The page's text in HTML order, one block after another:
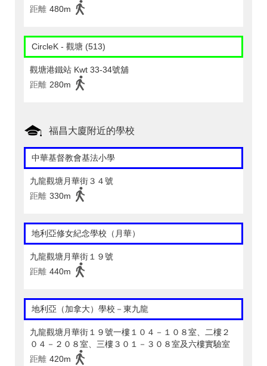
距離 480m
CircleK - 觀塘 (513)
觀塘港鐵站 Kwt 33-34號舖
距離 280m
福昌大廈附近的學校
中華基督教會基法小學
九龍觀塘月華街３４號
距離 330m
地利亞修女紀念學校（月華）
九龍觀塘月華街１９號
距離 440m
地利亞（加拿大）學校－東九龍
九龍觀塘月華街１９號一樓１０４－１０８室、二樓２
０４－２０８室、三樓３０１－３０８室及六樓實驗室
距離 420m